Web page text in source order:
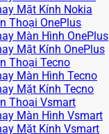
Mặt Kính Nokia
Thoại OnePlus
Màn Hình OnePlus
Mặt Kính OnePlus
Thoại Tecno
Màn Hình Tecno
Mặt Kính Tecno
Thoại Vsmart
Màn Hình Vsmart
Mặt Kính Vsmart